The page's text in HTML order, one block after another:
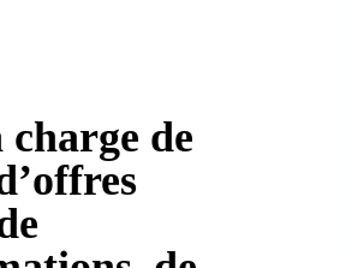
charge de